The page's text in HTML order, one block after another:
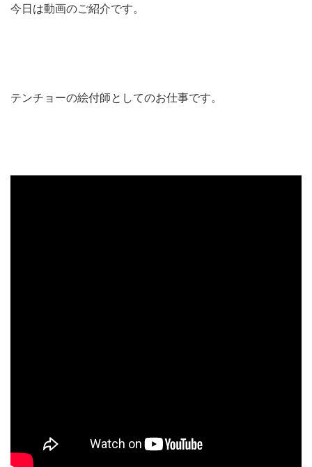
今日は動画のご紹介です。
テンチョーの絵付師としてのお仕事です。